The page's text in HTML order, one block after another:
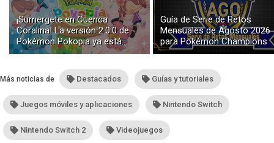
¡Sumergete en Cuenca
Coralina! La versión 2.0.0 de
Pokémon Pokopia ya está
disponible con buceo y
Guía de Serie de Retos
Mensuales de Agosto 2026
para Pokémon Champions
Más noticias de Destacados Guías y tutoriales
Juegos móviles y aplicaciones Nintendo Switch
Nintendo Switch 2 Videojuegos